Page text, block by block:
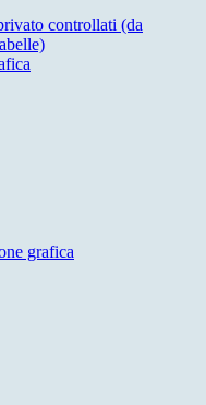
controllati (da
grafica